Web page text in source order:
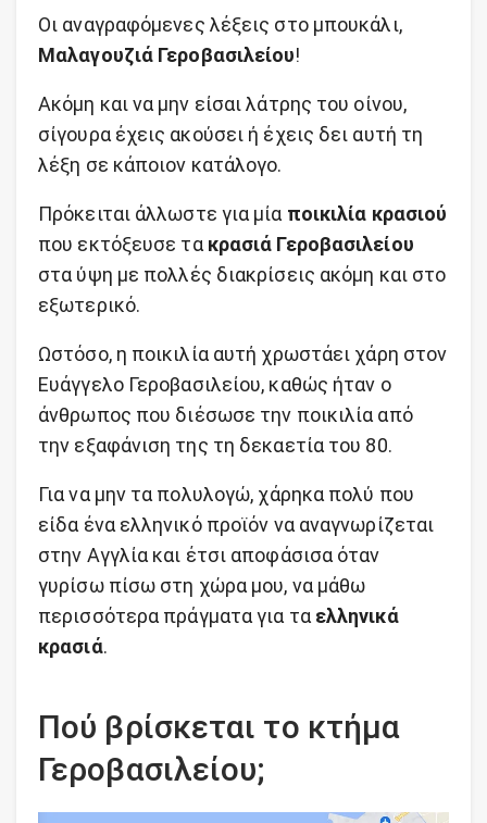
Οι αναγραφόμενες λέξεις στο μπουκάλι,
Μαλαγουζιά Γεροβασιλείου!
Ακόμη και να μην είσαι λάτρης του οίνου,
σίγουρα έχεις ακούσει ή έχεις δει αυτή τη
λέξη σε κάποιον κατάλογο.
Πρόκειται άλλωστε για μία ποικιλία κρασιού
που εκτόξευσε τα κρασιά Γεροβασιλείου
στα ύψη με πολλές διακρίσεις ακόμη και στο
εξωτερικό.
Ωστόσο, η ποικιλία αυτή χρωστάει χάρη στον
Ευάγγελο Γεροβασιλείου, καθώς ήταν ο
άνθρωπος που διέσωσε την ποικιλία από
την εξαφάνιση της τη δεκαετία του 80.
Για να μην τα πολυλογώ, χάρηκα πολύ που
είδα ένα ελληνικό προϊόν να αναγνωρίζεται
στην Αγγλία και έτσι αποφάσισα όταν
γυρίσω πίσω στη χώρα μου, να μάθω
περισσότερα πράγματα για τα ελληνικά
κρασιά.
Πού βρίσκεται το κτήμα
Γεροβασιλείου;